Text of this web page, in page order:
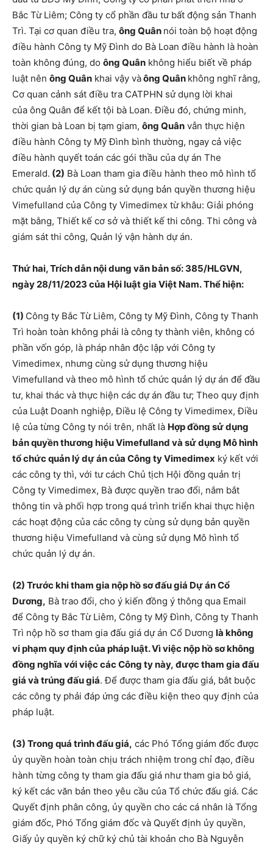
Bắc Từ Liêm; Công ty cổ phần đầu tư bất động sản Thanh
Trì. Tại cơ quan điều tra, ông Quân nói toàn bộ hoạt động
điều hành Công ty Mỹ Đình do Bà Loan điều hành là hoàn
toàn không đúng, do ông Quân không hiểu biết về pháp
luật nên ông Quân khai vậy vàông Quân không nghĩ rằng,
Cơ quan cảnh sát điều tra CATPHN sử dụng lời khai
của ông Quân để kết tội bà Loan. Điều đó, chứng minh,
thời gian bà Loan bị tạm giam, ông Quân vẫn thực hiện
điều hành Công ty Mỹ Đình bình thường, ngay cả việc
điều hành quyết toán các gói thầu của dự án The
Emerald. (2) Bà Loan tham gia điều hành theo mô hình tổ
chức quản lý dự án cùng sử dụng bản quyền thương hiệu
Vimefulland của Công ty Vimedimex từ khâu: Giải phóng
mặt bằng, Thiết kế cơ sở và thiết kế thi công. Thi công và
giám sát thi công, Quản lý vận hành dự án.
Thứ hai, Trích dẫn nội dung văn bản số: 385/HLGVN,
ngày 28/11/2023 của Hội luật gia Việt Nam. Thể hiện:
(1) Công ty Bắc Từ Liêm, Công ty Mỹ Đình, Công ty Thanh
Trì hoàn toàn không phải là công ty thành viên, không có
phần vốn góp, là pháp nhân độc lập với Công ty
Vimedimex, nhưng cùng sử dụng thương hiệu
Vimefulland và theo mô hình tổ chức quản lý dự án để đầu
tư, khai thác và thực hiện các dự án đầu tư; Theo quy định
của Luật Doanh nghiệp, Điều lệ Công ty Vimedimex, Điều
lệ của từng Công ty nói trên, nhất là Hợp đồng sử dụng
bản quyền thương hiệu Vimefulland và sử dụng Mô hình
tổ chức quản lý dự án của Công ty Vimedimex ký kết với
các công ty thì, với tư cách Chủ tịch Hội đồng quản trị
Công ty Vimedimex, Bà được quyền trao đổi, nắm bắt
thông tin và phối hợp trong quá trình triển khai thực hiện
các hoạt động của các công ty cùng sử dụng bản quyền
thương hiệu Vimefulland và cùng sử dụng Mô hình tổ
chức quản lý dự án.
(2) Trước khi tham gia nộp hồ sơ đấu giá Dự án Cổ
Dương, Bà trao đổi, cho ý kiến đồng ý thông qua Email
để Công ty Bắc Từ Liêm, Công ty Mỹ Đình, Công ty Thanh
Trì nộp hồ sơ tham gia đấu giá dự án Cổ Dương là không
vi phạm quy định của pháp luật. Vì việc nộp hồ sơ không
đồng nghĩa với việc các Công ty này, được tham gia đấu
giá và trúng đấu giá. Để được tham gia đấu giá, bắt buộc
các công ty phải đáp ứng các điều kiện theo quy định của
pháp luật.
(3) Trong quá trình đấu giá, các Phó Tổng giám đốc được
ủy quyền hoàn toàn chịu trách nhiệm trong chỉ đạo, điều
hành từng công ty tham gia đấu giá như tham gia bỏ giá,
ký kết các văn bản theo yêu cầu của Tổ chức đấu giá. Các
Quyết định phân công, ủy quyền cho các cá nhân là Tổng
giám đốc, Phó Tổng giám đốc và Quyết định ủy quyền,
Giấy ủy quyền ký chữ ký chủ tài khoản cho Bà Nguyễn